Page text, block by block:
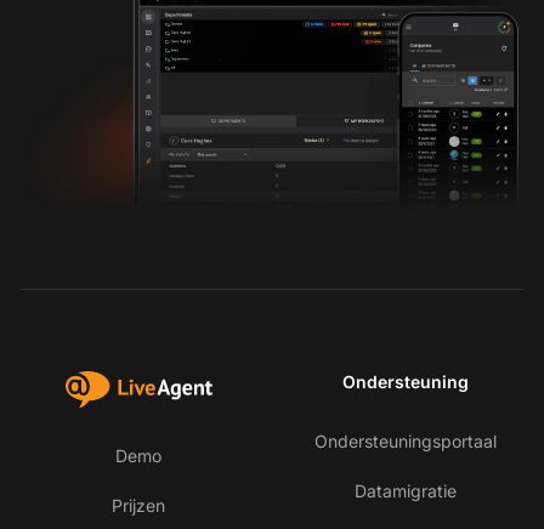
Demo
Prijzen
Ondersteuning
Ondersteuningsportaal
Datamigratie